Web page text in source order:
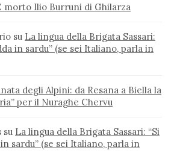
morto Ilio Burruni di Ghilarza
su La lingua della Brigata Sassari:
in sardu” (se sei Italiano, parla in
degli Alpini: da Resana a Biella la
per il Nuraghe Chervu
su La lingua della Brigata Sassari: “Si
sardu” (se sei Italiano, parla in